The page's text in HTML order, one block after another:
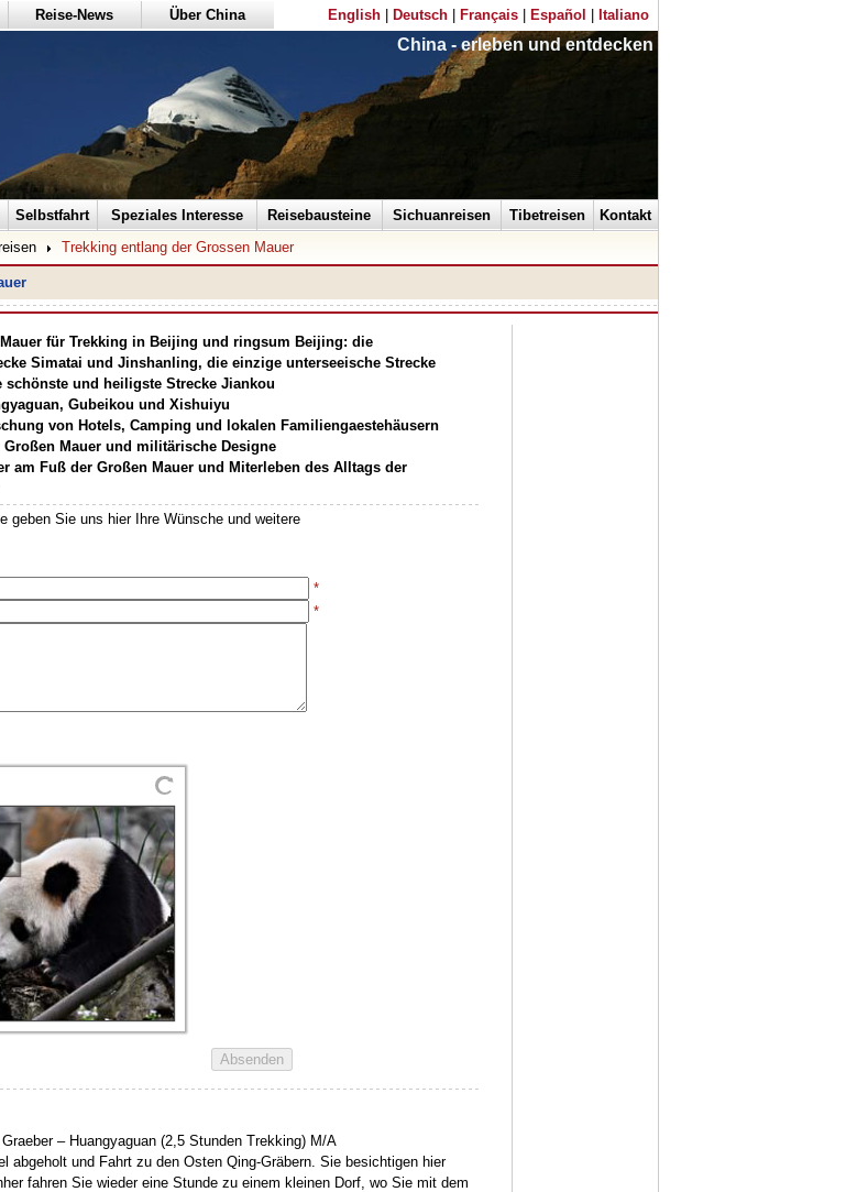
Reise-News Über China English| Deutsch| Français| Español Italiano
China - erleben und entdecken
Selbstfahrt Speziales Interesse Reisebausteine Sichuanreisen Tibetreisen Kontakt
Trekking entlang der Grossen Mauer
Mauer für Trekking in Beijing und ringsum Beijing: die
Simatai und Jinshanling, die einzige unterseeische Strecke
schönste und heiligste Strecke Jiankou
Gubeikou und Xishuiyu
von Hotels, Camping und lokalen Familiengaestehäusern
Mauer und militärische Designe
am Fuß der Großen Mauer und Miterleben des Alltags der
– Huangyaguan (2,5 Stunden Trekking) M/A
abgeholt und Fahrt zu den Osten Qing-Gräbern. Sie besichtigen hier
fahren Sie wieder eine Stunde zu einem kleinen Dorf, wo Sie mit dem